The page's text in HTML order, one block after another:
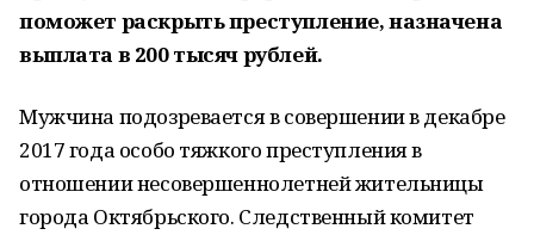
поможет раскрыть преступление, назначена
выплата в 200 тысяч рублей.
Мужчина подозревается в совершении в декабре
2017 года особо тяжкого преступления в
отношении несовершеннолетней жительницы
города Октябрьского. Следственный комитет